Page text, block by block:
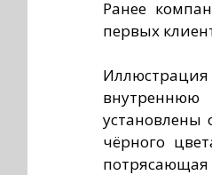
Ранее
первых
внутреннюю
чёрного